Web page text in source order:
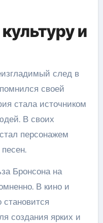
и
след в
своей
стала источником
В своих
персонажем
Бронсона на
В кино и
становится
создания ярких и